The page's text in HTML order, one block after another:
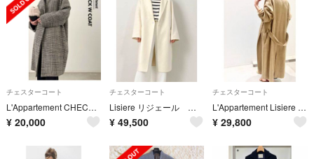
チェスターコート
L'Appartement CHECK W COAT チェックコート
¥ 20,000
チェスターコート
Lisiere リジェール アパルトモン チェスターコート
¥ 49,500
チェスターコート
L'Appartement Lisiere beigebrowncoat
¥ 29,800